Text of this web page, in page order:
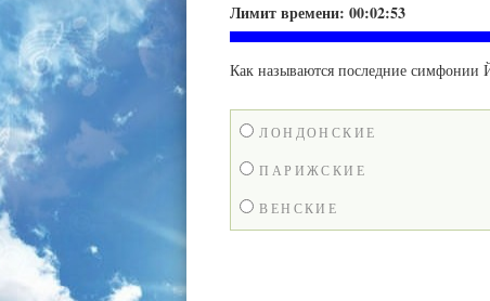
Лимит времени: 00:02:51
Как называются последние симфонии
ЛОНДОНСКИЕ
ПАРИЖСКИЕ
ВЕНСКИЕ